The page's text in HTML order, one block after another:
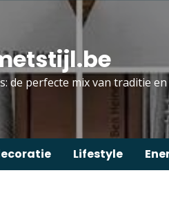
de perfecte mix van traditie
Lifestyle